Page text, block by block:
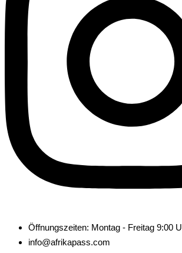
Öffnungszeiten: Montag - Freitag 9:00
info@afrikapass.com